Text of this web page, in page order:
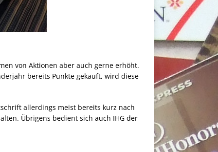
von Aktionen aber auch gerne erhöht.
bereits Punkte gekauft, wird diese
allerdings meist bereits kurz nach
Übrigens bedient sich auch IHG der